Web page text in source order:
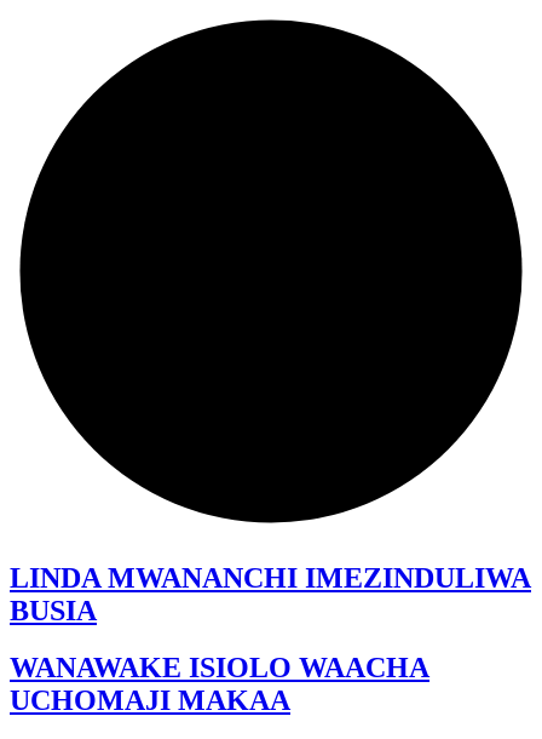
LINDA MWANANCHI IMEZINDULIWA
BUSIA
WANAWAKE ISIOLO WAACHA
UCHOMAJI MAKAA